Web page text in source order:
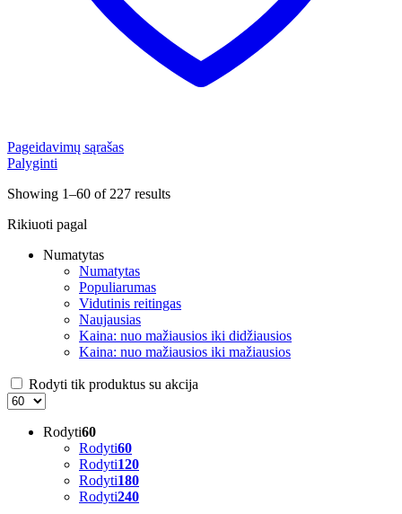
Pageidavimų sąrašas
Palyginti
Showing 1–60 of 227 results
Rikiuoti pagal
Numatytas
Numatytas
Populiarumas
Vidutinis reitingas
Naujausias
Kaina: nuo mažiausios iki didžiausios
Kaina: nuo mažiausios iki mažiausios
Rodyti tik produktus su akcija
Rodyti60
Rodyti60
Rodyti120
Rodyti180
Rodyti240